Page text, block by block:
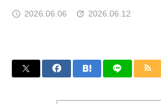
2026.06.06 2026.06.12